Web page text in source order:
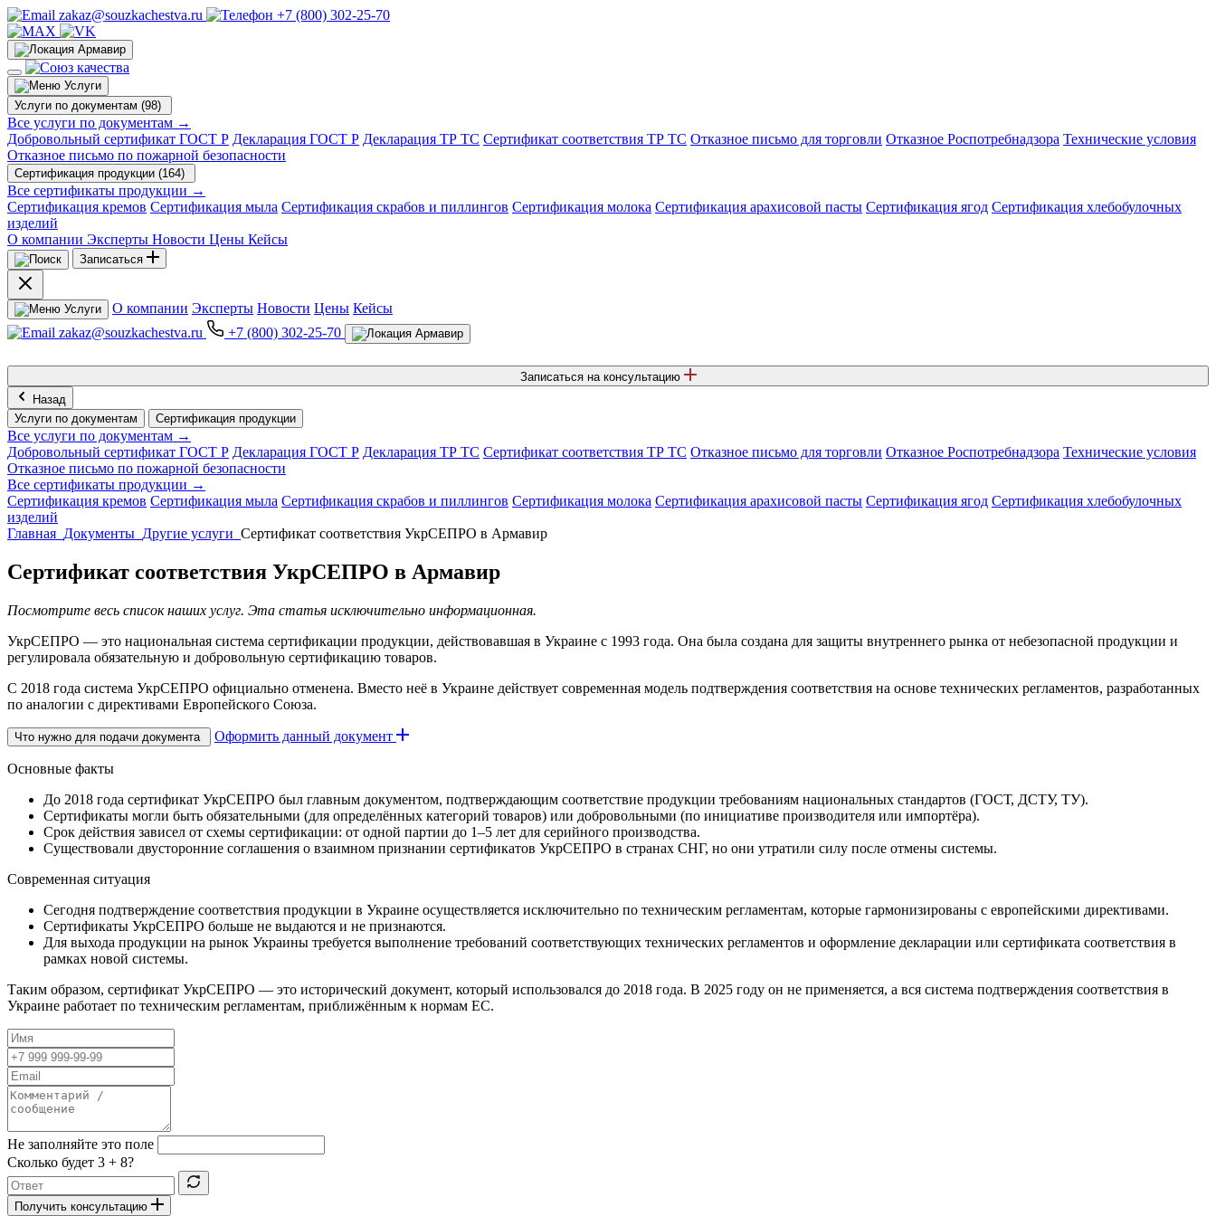
zakaz@souzkachestva.ru +7 (800) 302-25-70
Армавир
Услуги
Услуги по документам (98)
Все услуги по документам →
Добровольный сертификат ГОСТ Р Декларация ГОСТ Р Декларация ТР ТС Сертификат соответствия ТР ТС Отказное письмо для торговли Отказное Роспотребнадзора Технические условия
Отказное письмо по пожарной безопасности
Сертификация продукции (164)
Все сертификаты продукции →
Сертификация кремов Сертификация мыла Сертификация скрабов и пиллингов Сертификация молока Сертификация арахисовой пасты Сертификация ягод Сертификация хлебобулочных
изделий
О компании Эксперты Новости Цены Кейсы
Записаться
Услуги О компании Эксперты Новости Цены Кейсы
zakaz@souzkachestva.ru
+7 (800) 302-25-70 Армавир
Записаться на консультацию
Назад
Услуги по документам
Сертификация продукции
Все услуги по документам →
Добровольный сертификат ГОСТ Р Декларация ГОСТ Р Декларация ТР ТС Сертификат соответствия ТР ТС Отказное письмо для торговли Отказное Роспотребнадзора Технические условия
Отказное письмо по пожарной безопасности
Все сертификаты продукции →
Сертификация кремов Сертификация мыла Сертификация скрабов и пиллингов Сертификация молока Сертификация арахисовой пасты Сертификация ягод Сертификация хлебобулочных
изделий
Главная Документы Другие услуги Сертификат соответствия УкрСЕПРО в Армавир
Сертификат соответствия УкрСЕПРО в Армавир
Посмотрите весь список наших услуг. Эта статья исключительно информационная.
УкрСЕПРО — это национальная система сертификации продукции, действовавшая в Украине с 1993 года. Она была создана для защиты внутреннего рынка от небезопасной продукции и
регулировала обязательную и добровольную сертификацию товаров.
С 2018 года система УкрСЕПРО официально отменена. Вместо неё в Украине действует современная модель подтверждения соответствия на основе технических регламентов, разработанных
по аналогии с директивами Европейского Союза.
Что нужно для подачи документа Оформить данный документ
Основные факты
До 2018 года сертификат УкрСЕПРО был главным документом, подтверждающим соответствие продукции требованиям национальных стандартов (ГОСТ, ДСТУ, ТУ).
Сертификаты могли быть обязательными (для определённых категорий товаров) или добровольными (по инициативе производителя или импортёра).
Срок действия зависел от схемы сертификации: от одной партии до 1–5 лет для серийного производства.
Существовали двусторонние соглашения о взаимном признании сертификатов УкрСЕПРО в странах СНГ, но они утратили силу после отмены системы.
Современная ситуация
Сегодня подтверждение соответствия продукции в Украине осуществляется исключительно по техническим регламентам, которые гармонизированы с европейскими директивами.
Сертификаты УкрСЕПРО больше не выдаются и не признаются.
Для выхода продукции на рынок Украины требуется выполнение требований соответствующих технических регламентов и оформление декларации или сертификата соответствия в
рамках новой системы.
Таким образом, сертификат УкрСЕПРО — это исторический документ, который использовался до 2018 года. В 2025 году он не применяется, а вся система подтверждения соответствия в
Украине работает по техническим регламентам, приближённым к нормам ЕС.
Не заполняйте это поле
Сколько будет 3 + 8?
Получить консультацию